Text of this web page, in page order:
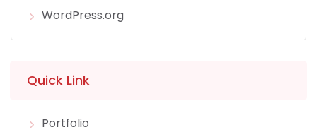
WordPress.org
Quick Link
Portfolio